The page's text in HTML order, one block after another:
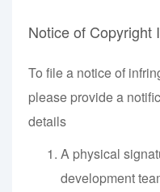
Notice of Copyright
To file a notice of
please provide a
details
A physical
development